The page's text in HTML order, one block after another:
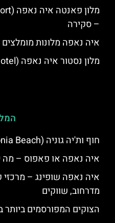
– סקירה
איה נאפה מלונות מומלצים
מלון נסטור איה נאפה (Nestor Hotel) סקירה
חוף ות'יה גוניה (Vathia Gonia Beach) באיה נאפה
איה נאפה או פאפוס – מה
איה נאפה שופינג – מרכזי
מדרחוב, שווקים
הצוקים המפורסמים